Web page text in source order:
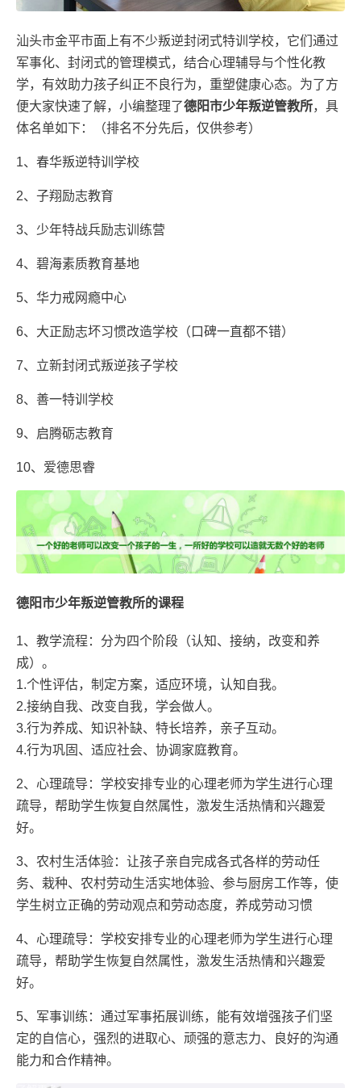
汕头市金平市面上有不少叛逆封闭式特训学校，它们通过
军事化、封闭式的管理模式，结合心理辅导与个性化教
学，有效助力孩子纠正不良行为，重塑健康心态。为了方
便大家快速了解，小编整理了德阳市少年叛逆管教所，具
体名单如下：（排名不分先后，仅供参考）
1、春华叛逆特训学校
2、子翔励志教育
3、少年特战兵励志训练营
4、碧海素质教育基地
5、华力戒网瘾中心
6、大正励志坏习惯改造学校（口碑一直都不错）
7、立新封闭式叛逆孩子学校
8、善一特训学校
9、启腾砺志教育
10、爱德思睿
德阳市少年叛逆管教所的课程
1、教学流程：分为四个阶段（认知、接纳，改变和养
成）。
1.个性评估，制定方案，适应环境，认知自我。
2.接纳自我、改变自我，学会做人。
3.行为养成、知识补缺、特长培养，亲子互动。
4.行为巩固、适应社会、协调家庭教育。
2、心理疏导：学校安排专业的心理老师为学生进行心理
疏导，帮助学生恢复自然属性，激发生活热情和兴趣爱
好。
3、农村生活体验：让孩子亲自完成各式各样的劳动任
务、栽种、农村劳动生活实地体验、参与厨房工作等，使
学生树立正确的劳动观点和劳动态度，养成劳动习惯
4、心理疏导：学校安排专业的心理老师为学生进行心理
疏导，帮助学生恢复自然属性，激发生活热情和兴趣爱
好。
5、军事训练：通过军事拓展训练，能有效增强孩子们坚
定的自信心，强烈的进取心、顽强的意志力、良好的沟通
能力和合作精神。